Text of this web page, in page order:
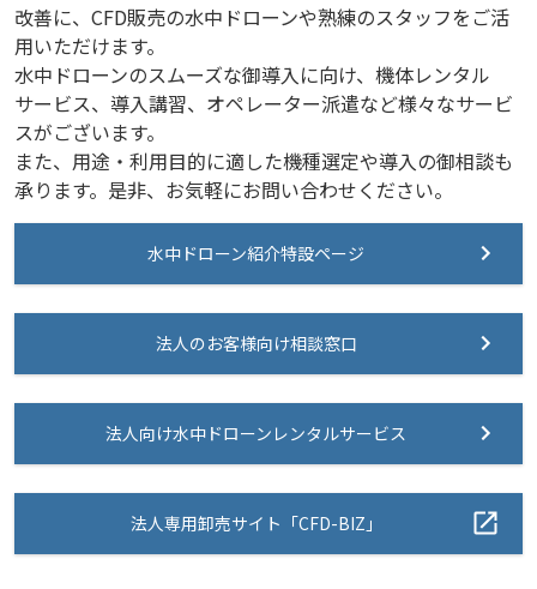
改善に、CFD販売の水中ドローンや熟練のスタッフをご活
用いただけます。
水中ドローンのスムーズな御導入に向け、機体レンタル
サービス、導入講習、オペレーター派遣など様々なサービ
スがございます。
また、用途・利用目的に適した機種選定や導入の御相談も
承ります。是非、お気軽にお問い合わせください。
水中ドローン紹介特設ページ
法人のお客様向け相談窓口
法人向け水中ドローンレンタルサービス
法人専用卸売サイト「CFD-BIZ」